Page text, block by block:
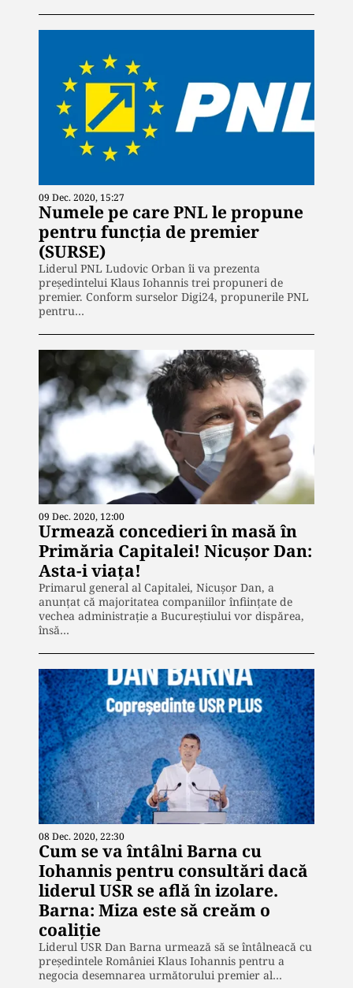
09 Dec. 2020, 15:27
Numele pe care PNL le propune
pentru funcția de premier
(SURSE)
Liderul PNL Ludovic Orban îi va prezenta
președintelui Klaus Iohannis trei propuneri de
premier. Conform surselor Digi24, propunerile PNL
pentru…
09 Dec. 2020, 12:00
Urmează concedieri în masă în
Primăria Capitalei! Nicușor Dan:
Asta-i viața!
Primarul general al Capitalei, Nicușor Dan, a
anunțat că majoritatea companiilor înființate de
vechea administrație a Bucureștiului vor dispărea,
însă…
08 Dec. 2020, 22:30
Cum se va întâlni Barna cu
Iohannis pentru consultări dacă
liderul USR se află în izolare.
Barna: Miza este să creăm o
coaliție
Liderul USR Dan Barna urmează să se întâlneacă cu
președintele României Klaus Iohannis pentru a
negocia desemnarea următorului premier al…